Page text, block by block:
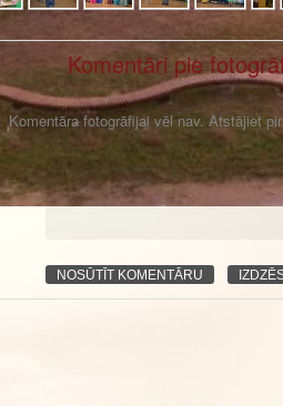
Komentāri pie
Komentāra fotogrāfijai vēl nav. Atstājiet